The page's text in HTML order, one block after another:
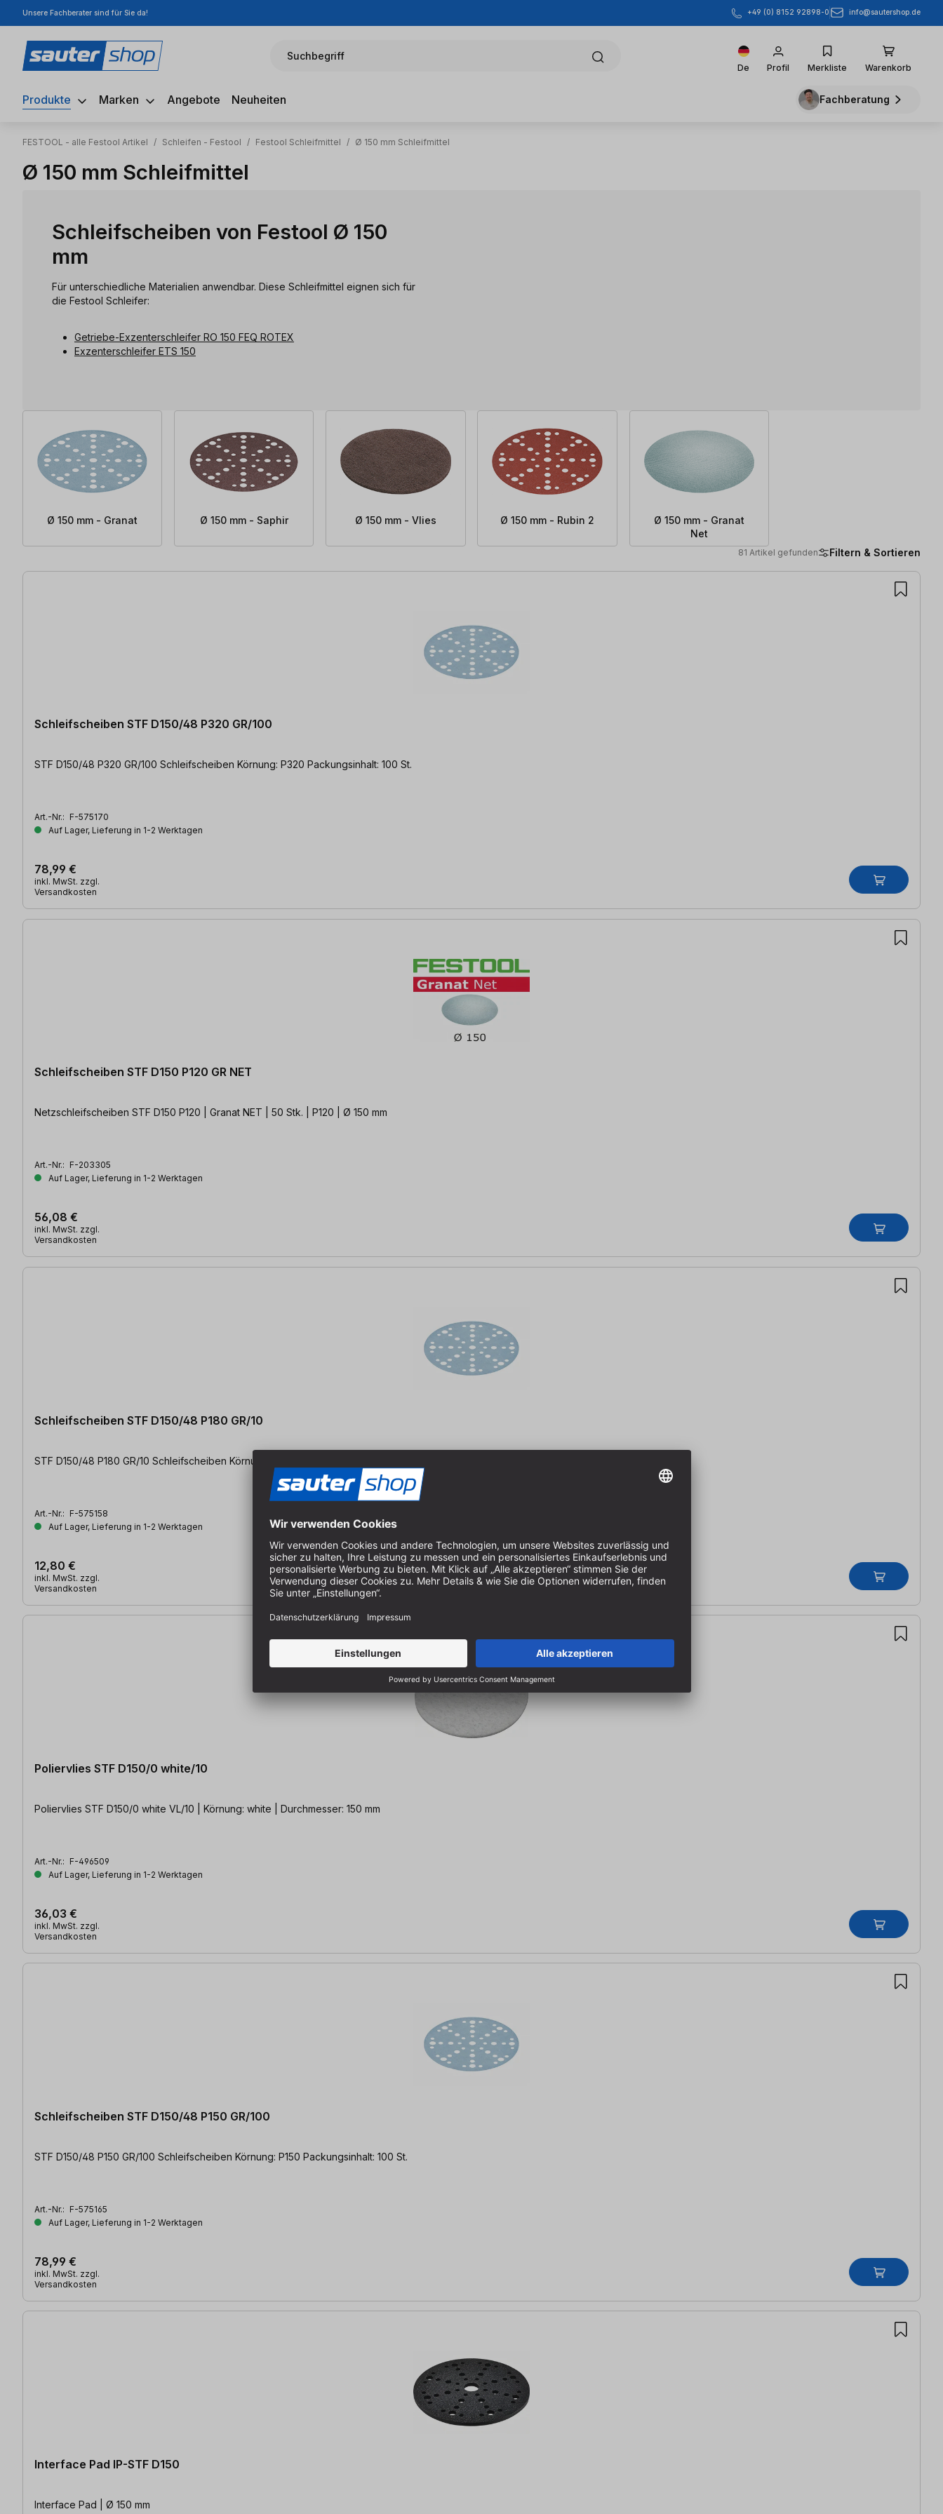
Hauptinhalt springen
Zur Suche springen
Zur Hauptnavigation springen
Unsere Fachberater sind für Sie da! +49 (0) 8152 92898-0 info@sautershop.de
Suchbegriff
De Profil Merkliste Warenkorb
Produkte Marken Angebote Neuheiten Fachberatung
FESTOOL - alle Festool Artikel / Schleifen - Festool / Festool Schleifmittel / Ø 150 mm Schleifmittel
Ø 150 mm Schleifmittel
Schleifscheiben von Festool Ø 150
mm
Für unterschiedliche Materialien anwendbar. Diese Schleifmittel eignen sich für
die Festool Schleifer:
Getriebe-Exzenterschleifer RO 150 FEQ ROTEX
Exzenterschleifer ETS 150
Ø 150 mm - Granat Ø 150 mm - Saphir Ø 150 mm - Vlies Ø 150 mm - Rubin 2
Ø 150 mm - Granat
Net
81 Artikel gefunden Filtern & Sortieren
81 Artikel gefunden
Schleifscheiben STF D150/48 P320 GR/100
STF D150/48 P320 GR/100 Schleifscheiben Körnung: P320 Packungsinhalt: 100 St.
Art.-Nr.: F-575170
Auf Lager, Lieferung in 1-2 Werktagen
78,99 €
inkl. MwSt. zzgl.
Versandkosten
Schleifscheiben STF D150 P120 GR NET
Netzschleifscheiben STF D150 P120 | Granat NET | 50 Stk. | P120 | Ø 150 mm
Art.-Nr.: F-203305
Auf Lager, Lieferung in 1-2 Werktagen
56,08 €
inkl. MwSt. zzgl.
Versandkosten
Schleifscheiben STF D150/48 P180 GR/10
STF D150/48 P180 GR/10 Schleifscheiben Körnung: P180 Packungsinhalt: 10 St.
Art.-Nr.: F-575158
Auf Lager, Lieferung in 1-2 Werktagen
12,80 €
inkl. MwSt. zzgl.
Versandkosten
Poliervlies STF D150/0 white/10
Poliervlies STF D150/0 white VL/10 | Körnung: white | Durchmesser: 150 mm
Art.-Nr.: F-496509
Auf Lager, Lieferung in 1-2 Werktagen
36,03 €
inkl. MwSt. zzgl.
Versandkosten
Schleifscheiben STF D150/48 P150 GR/100
STF D150/48 P150 GR/100 Schleifscheiben Körnung: P150 Packungsinhalt: 100 St.
Art.-Nr.: F-575165
Auf Lager, Lieferung in 1-2 Werktagen
78,99 €
inkl. MwSt. zzgl.
Versandkosten
Interface Pad IP-STF D150
Interface Pad | Ø 150 mm